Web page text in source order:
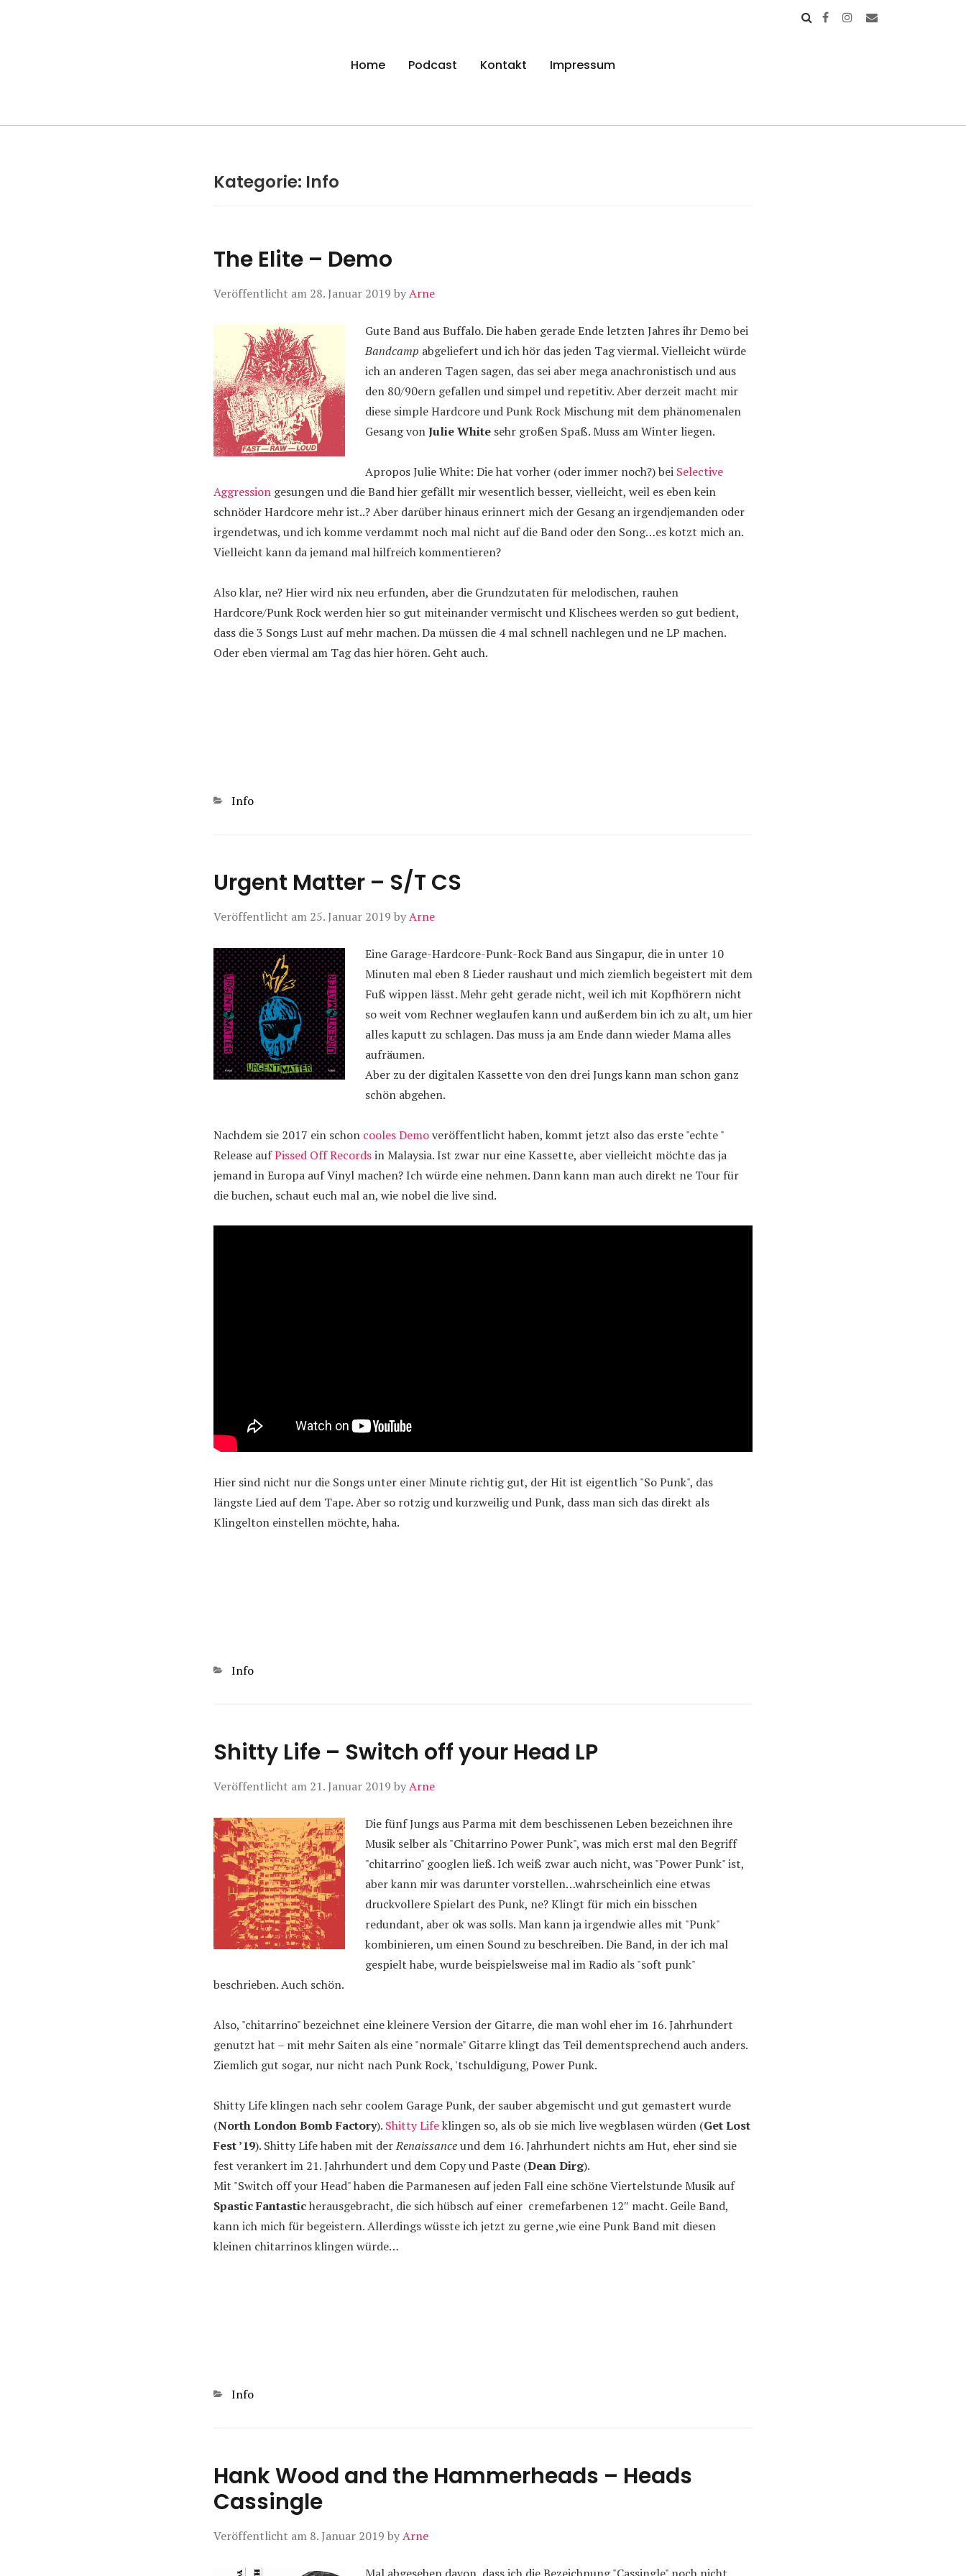
Manierenversagen
Home Podcast Kontakt Impressum
Kategorie: Info
The Elite – Demo
Veröffentlicht am 28. Januar 2019 byArne
Gute Band aus Buffalo. Die haben gerade Ende letzten Jahres ihr Demo bei
Bandcamp abgeliefert und ich hör das jeden Tag viermal. Vielleicht würde
ich an anderen Tagen sagen, das sei aber mega anachronistisch und aus
den 80/90ern gefallen und simpel und repetitiv. Aber derzeit macht mir
diese simple Hardcore und Punk Rock Mischung mit dem phänomenalen
Gesang vonJulie White sehr großen Spaß. Muss am Winter liegen.
Apropos Julie White: Die hat vorher (oder immer noch?) bei Selective
Aggression gesungen und die Band hier gefällt mir wesentlich besser, vielleicht, weil es eben kein
schnöder Hardcore mehr ist..? Aber darüber hinaus erinnert mich der Gesang an irgendjemanden oder
irgendetwas, und ich komme verdammt noch mal nicht auf die Band oder den Song…es kotzt mich an.
Vielleicht kann da jemand mal hilfreich kommentieren?
Also klar, ne? Hier wird nix neu erfunden, aber die Grundzutaten für melodischen, rauhen
Hardcore/Punk Rock werden hier so gut miteinander vermischt und Klischees werden so gut bedient,
dass die 3 Songs Lust auf mehr machen. Da müssen die 4 mal schnell nachlegen und ne LP machen.
Oder eben viermal am Tag das hier hören. Geht auch.
Kategorien
Info
Urgent Matter – S/T CS
Veröffentlicht am 25. Januar 2019 byArne
Eine Garage-Hardcore-Punk-Rock Band aus Singapur, die in unter 10
Minuten mal eben 8 Lieder raushaut und mich ziemlich begeistert mit dem
Fuß wippen lässt. Mehr geht gerade nicht, weil ich mit Kopfhörern nicht
so weit vom Rechner weglaufen kann und außerdem bin ich zu alt, um hier
alles kaputt zu schlagen. Das muss ja am Ende dann wieder Mama alles
aufräumen.
Aber zu der digitalen Kassette von den drei Jungs kann man schon ganz
schön abgehen.
Nachdem sie 2017 ein schon cooles Demoveröffentlicht haben, kommt jetzt also das erste "echte "
Release aufPissed Off Recordsin Malaysia. Ist zwar nur eine Kassette, aber vielleicht möchte das ja
jemand in Europa auf Vinyl machen? Ich würde eine nehmen. Dann kann man auch direkt ne Tour für
die buchen, schaut euch mal an, wie nobel die live sind.
Hier sind nicht nur die Songs unter einer Minute richtig gut, der Hit ist eigentlich "So Punk", das
längste Lied auf dem Tape. Aber so rotzig und kurzweilig und Punk, dass man sich das direkt als
Klingelton einstellen möchte, haha.
Kategorien
Info
Shitty Life – Switch off your Head LP
Veröffentlicht am 21. Januar 2019 byArne
Die fünf Jungs aus Parma mit dem beschissenen Leben bezeichnen ihre
Musik selber als "Chitarrino Power Punk", was mich erst mal den Begriff
"chitarrino" googlen ließ. Ich weiß zwar auch nicht, was "Power Punk" ist,
aber kann mir was darunter vorstellen…wahrscheinlich eine etwas
druckvollere Spielart des Punk, ne? Klingt für mich ein bisschen
redundant, aber ok was solls. Man kann ja irgendwie alles mit "Punk"
kombinieren, um einen Sound zu beschreiben. Die Band, in der ich mal
gespielt habe, wurde beispielsweise mal im Radio als "soft punk"
beschrieben. Auch schön.
Also, "chitarrino" bezeichnet eine kleinere Version der Gitarre, die man wohl eher im 16. Jahrhundert
genutzt hat – mit mehr Saiten als eine "normale" Gitarre klingt das Teil dementsprechend auch anders.
Ziemlich gut sogar, nur nicht nach Punk Rock, 'tschuldigung, Power Punk.
Shitty Life klingen nach sehr coolem Garage Punk, der sauber abgemischt und gut gemastert wurde
(North London Bomb Factory). Shitty Lifeklingen so, als ob sie mich live wegblasen würden (Get Lost
Fest ’19). Shitty Life haben mit derRenaissanceund dem 16. Jahrhundert nichts am Hut, eher sind sie
fest verankert im 21. Jahrhundert und dem Copy und Paste (Dean Dirg).
Mit "Switch off your Head" haben die Parmanesen auf jeden Fall eine schöne Viertelstunde Musik auf
Spastic Fantasticherausgebracht, die sich hübsch auf einer cremefarbenen 12″ macht. Geile Band,
kann ich mich für begeistern. Allerdings wüsste ich jetzt zu gerne ,wie eine Punk Band mit diesen
kleinen chitarrinos klingen würde…
Kategorien
Info
Hank Wood and the Hammerheads – Heads
Cassingle
Veröffentlicht am 8. Januar 2019 byArne